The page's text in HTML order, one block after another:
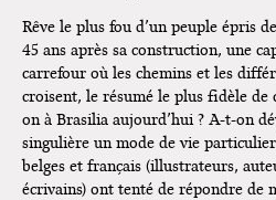
Rêve le plus fou d’un peuple épris
45 ans après sa construction, une
carrefour où les chemins et les
croisent, le résumé le plus fidèle de
on à Brasilia aujourd’hui ? A-t-on
singulière un mode de vie
belges et français (illustrateurs,
écrivains) ont tenté de répondre de
Bruxelles